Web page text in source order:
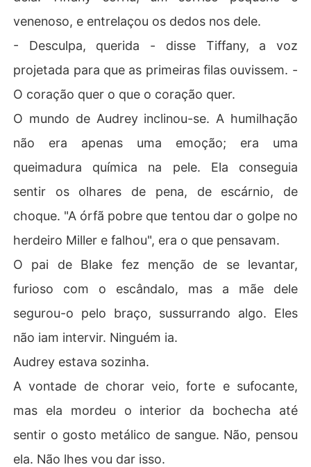
venenoso, e entrelaçou os dedos nos dele.
- Desculpa, querida - disse Tiffany, a voz
projetada para que as primeiras filas ouvissem. -
O coração quer o que o coração quer.
O mundo de Audrey inclinou-se. A humilhação
não era apenas uma emoção; era uma
queimadura química na pele. Ela conseguia
sentir os olhares de pena, de escárnio, de
choque. "A órfã pobre que tentou dar o golpe no
herdeiro Miller e falhou", era o que pensavam.
O pai de Blake fez menção de se levantar,
furioso com o escândalo, mas a mãe dele
segurou-o pelo braço, sussurrando algo. Eles
não iam intervir. Ninguém ia.
Audrey estava sozinha.
A vontade de chorar veio, forte e sufocante,
mas ela mordeu o interior da bochecha até
sentir o gosto metálico de sangue. Não, pensou
ela. Não lhes vou dar isso.